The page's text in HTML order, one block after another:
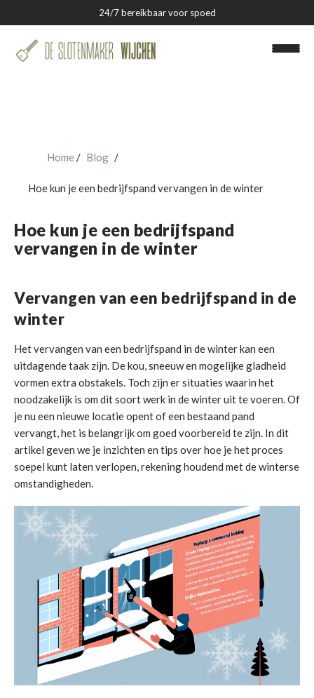
24/7 bereikbaar voor spoed
Slotenmaker Wijchen
Blog
Home Blog
Hoe kun je een bedrijfspand vervangen in de winter
Hoe kun je een bedrijfspand
vervangen in de winter
Vervangen van een bedrijfspand in de
winter
Het vervangen van een bedrijfspand in de winter kan een
uitdagende taak zijn. De kou, sneeuw en mogelijke gladheid
vormen extra obstakels. Toch zijn er situaties waarin het
noodzakelijk is om dit soort werk in de winter uit te voeren. Of
je nu een nieuwe locatie opent of een bestaand pand
vervangt, het is belangrijk om goed voorbereid te zijn. In dit
artikel geven we je inzichten en tips over hoe je het proces
soepel kunt laten verlopen, rekening houdend met de winterse
omstandigheden.